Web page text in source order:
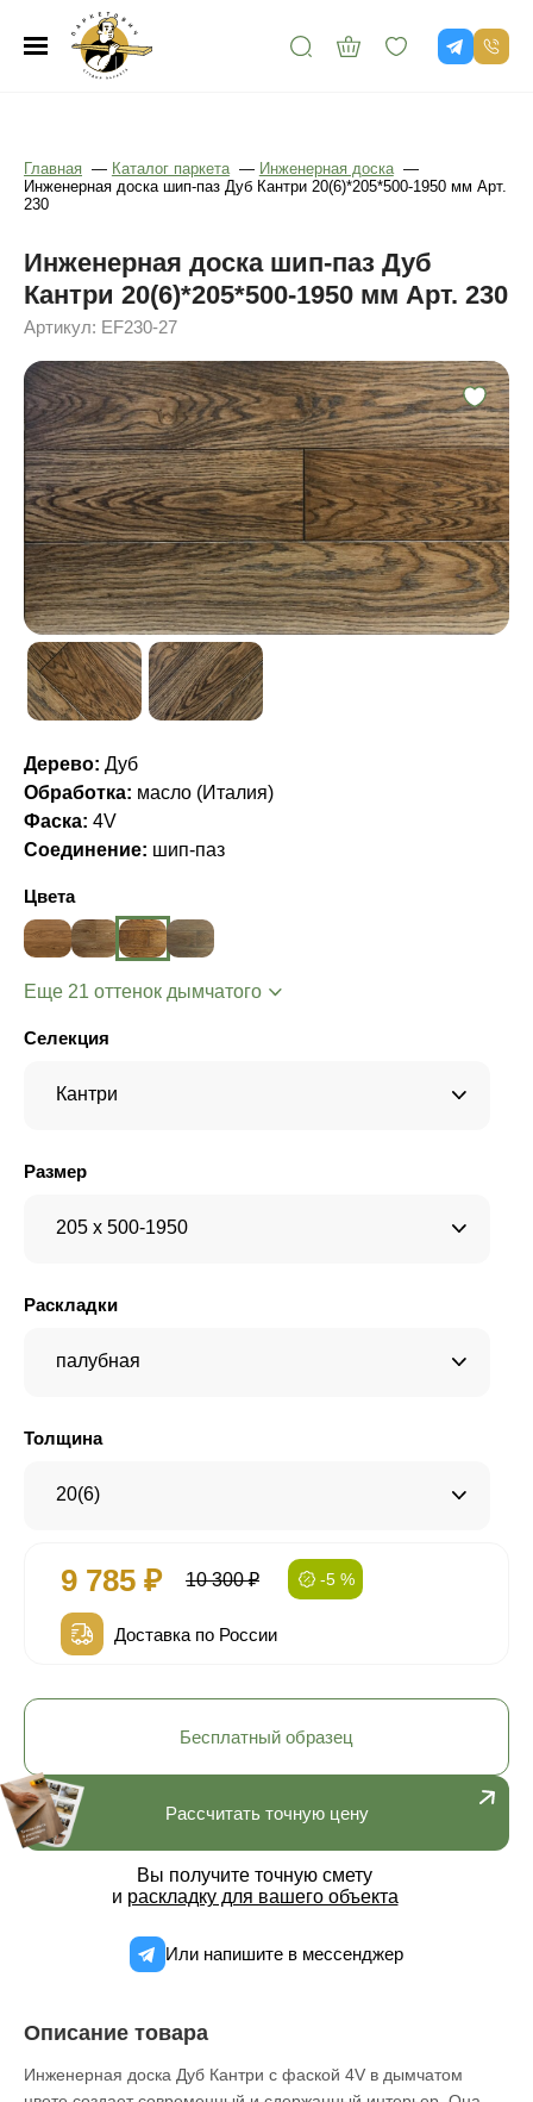
Главная — Каталог паркета — Инженерная доска —
Инженерная доска шип-паз Дуб Кантри 20(6)*205*500-1950 мм Арт.
230
Инженерная доска шип-паз Дуб
Кантри 20(6)*205*500-1950 мм Арт. 230
Артикул: EF230-27
Дерево: Дуб
Обработка: масло (Италия)
Фаска: 4V
Соединение: шип-паз
Цвета
Еще 21 оттенок дымчатого
Селекция
Кантри
Размер
205 x 500-1950
Раскладки
палубная
Толщина
20(6)
9 785 ₽ 10 300 ₽ -5 %
Доставка по России
Рассчитать точную цену
Вы получите точную смету
и раскладку для вашего объекта
Или напишите в мессенджер
Бесплатный образец
Описание товара
Инженерная доска Дуб Кантри с фаской 4V в дымчатом